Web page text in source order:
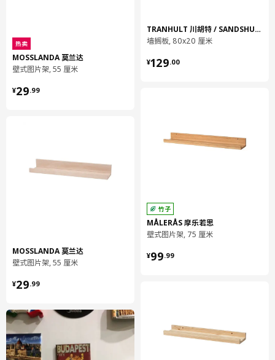
热卖
MOSSLANDA 莫兰达
壁式图片架, 55 厘米
¥29.99
¥ 29.99
MOSSLANDA 莫兰达
壁式图片架, 55 厘米
¥29.99
¥ 29.99
TRANHULT 川胡特 / SANDSHULT 桑德胡特
墙搁板, 80x20 厘米
¥129.00
¥ 129.00
竹子
MÅLERÅS 摩乐若思
壁式图片架, 75 厘米
¥99.99
¥ 99.99